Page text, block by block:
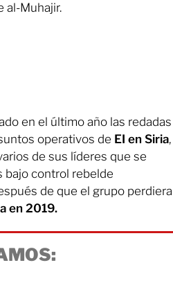
al-Muhajir.
en el último año las redadas
operativos de EI en Siria,
de sus líderes que se
bajo control rebelde
de que el grupo perdiera
en 2019.